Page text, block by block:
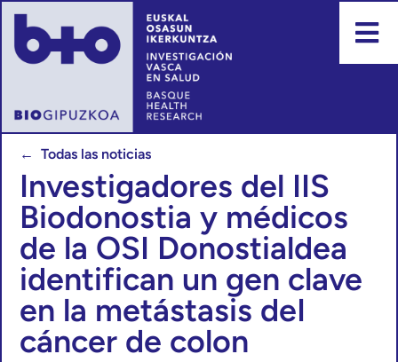
← Todas las noticias
Investigadores del IIS
Biodonostia y médicos
de la OSI Donostialdea
identifican un gen clave
en la metástasis deI
cáncer de colon